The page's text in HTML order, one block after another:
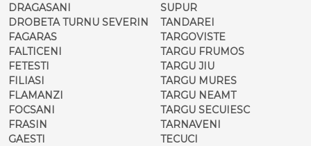
DRAGASANI
DROBETA TURNU SEVERIN
FAGARAS
FALTICENI
FETESTI
FILIASI
FLAMANZI
FOCSANI
FRASIN
GAESTI
SUPUR
TANDAREI
TARGOVISTE
TARGU FRUMOS
TARGU JIU
TARGU MURES
TARGU NEAMT
TARGU SECUIESC
TARNAVENI
TECUCI